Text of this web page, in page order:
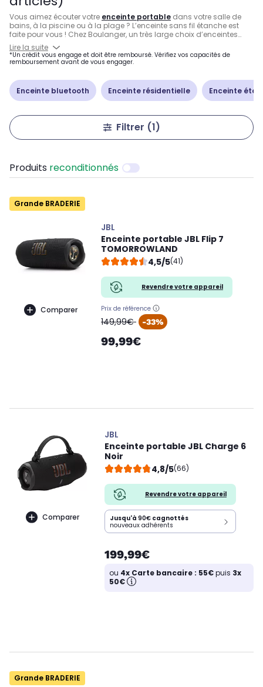
Vous aimez écouter votre enceinte portable dans votre salle de
bains, à la piscine ou à la plage ? L’enceinte sans fil étanche est
faite pour vous ! Chez Boulanger, un très large choix d’enceintes
nomades de ce type vous attend.
Charge 5,Marshall Embertonet bien d’autres, nous proposons des
enceintes sans fil étanches des meilleures marques vous assurant
Lire la suite
*Un crédit vous engage et doit être remboursé. Vérifiez vos capacités de
remboursement avant de vous engager.
Enceinte bluetooth Enceinte résidentielle Enceinte
Filtrer (1)
Produits reconditionnés
Grande BRADERIE
Comparer
JBL
Enceinte portable JBL Flip 7
TOMORROWLAND
4,5/5(41)
Revendre votre appareil
Prix de référence
oldPrice
149,99€ -33%
99,99€
Comparer
JBL
Enceinte portable JBL Charge 6
Noir
4,8/5(66)
Revendre votre appareil
Jusqu'à 90€ cagnottés
nouveaux adhérents
199,99€
ou 4x Carte bancaire : 55€puis 3x
50€
Grande BRADERIE